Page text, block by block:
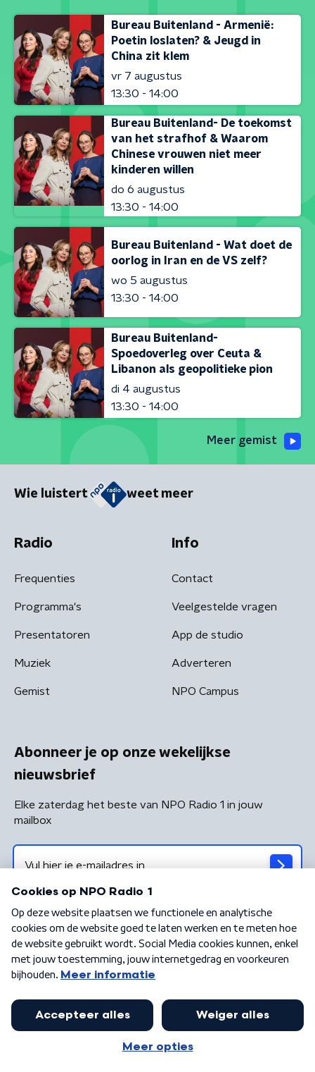
Bureau Buitenland - Armenië:
Poetin loslaten? & Jeugd in
China zit klem
vr 7 augustus
13:30 - 14:00
Bureau Buitenland- De toekomst
van het strafhof & Waarom
Chinese vrouwen niet meer
kinderen willen
do 6 augustus
13:30 - 14:00
Bureau Buitenland - Wat doet de
oorlog in Iran en de VS zelf?
wo 5 augustus
13:30 - 14:00
Bureau Buitenland-
Spoedoverleg over Ceuta &
Libanon als geopolitieke pion
di 4 augustus
13:30 - 14:00
Meer gemist
Wie luistert weet meer
Radio
Frequenties
Programma's
Presentatoren
Muziek
Gemist
Info
Contact
Veelgestelde vragen
App de studio
Adverteren
NPO Campus
Abonneer je op onze wekelijkse
nieuwsbrief
Elke zaterdag het beste van NPO Radio 1 in jouw
mailbox
Algemene voorwaarden